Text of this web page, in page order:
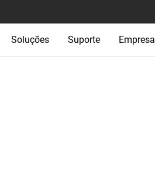
Soluções Suporte Empresa